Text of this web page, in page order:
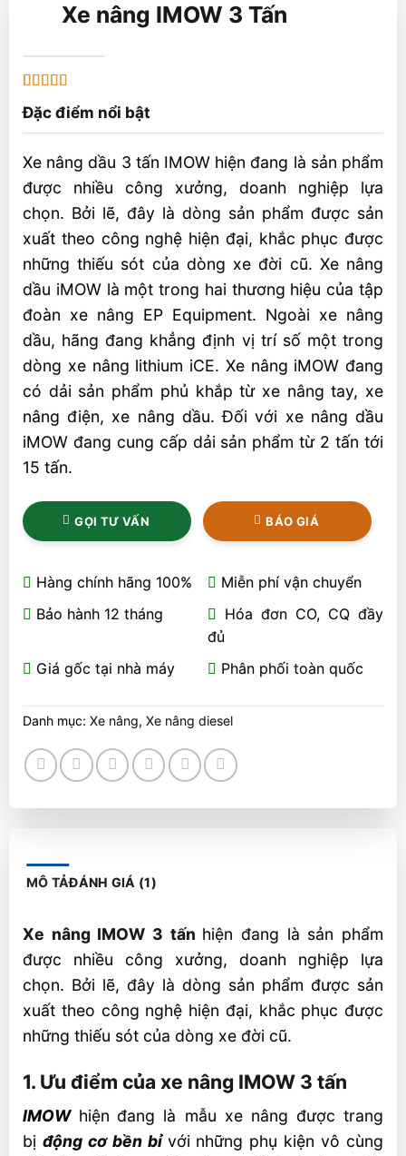
Xe nâng IMOW 3 Tấn
trên 5 dựa
trênđánh
giá
Đặc điểm nổi bật
Xe nâng dầu 3 tấn IMOW hiện đang là sản phẩm
được nhiều công xưởng, doanh nghiệp lựa
chọn. Bởi lẽ, đây là dòng sản phẩm được sản
xuất theo công nghệ hiện đại, khắc phục được
những thiếu sót của dòng xe đời cũ. Xe nâng
dầu iMOW là một trong hai thương hiệu của tập
đoàn xe nâng EP Equipment. Ngoài xe nâng
dầu, hãng đang khẳng định vị trí số một trong
dòng xe nâng lithium iCE. Xe nâng iMOW đang
có dải sản phẩm phủ khắp từ xe nâng tay, xe
nâng điện, xe nâng dầu. Đối với xe nâng dầu
iMOW đang cung cấp dải sản phẩm từ 2 tấn tới
15 tấn.
GỌI TƯ VẤN BÁO GIÁ
Hàng chính hãng 100%
Miễn phí vận chuyển
Bảo hành 12 tháng
Hóa đơn CO, CQ đầy
đủ
Giá gốc tại nhà máy
Phân phối toàn quốc
Danh mục: Xe nâng, Xe nâng diesel
MÔ TẢĐÁNH GIÁ (1)
Xe nâng IMOW 3 tấn hiện đang là sản phẩm
được nhiều công xưởng, doanh nghiệp lựa
chọn. Bởi lẽ, đây là dòng sản phẩm được sản
xuất theo công nghệ hiện đại, khắc phục được
những thiếu sót của dòng xe đời cũ.
1. Ưu điểm của xe nâng IMOW 3 tấn
IMOWhiện đang là mẫu xe nâng được trang
bị động cơ bền bỉ với những phụ kiện vô cùng